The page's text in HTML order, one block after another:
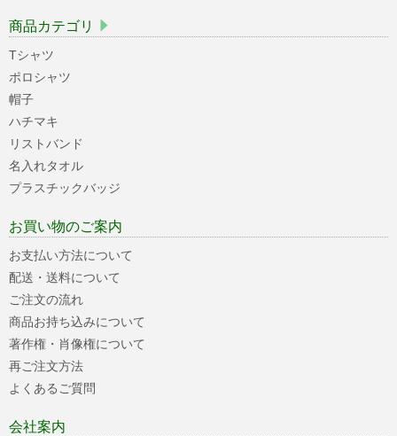
商品カテゴリ
Tシャツ
ポロシャツ
帽子
ハチマキ
リストバンド
名入れタオル
プラスチックバッジ
お買い物のご案内
お支払い方法について
配送・送料について
ご注文の流れ
商品お持ち込みについて
著作権・肖像権について
再ご注文方法
よくあるご質問
会社案内